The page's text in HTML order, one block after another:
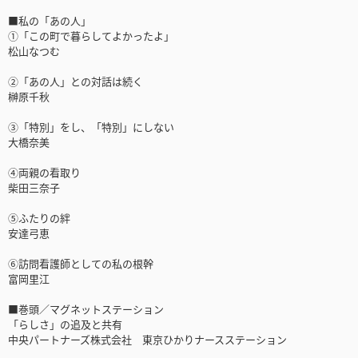
■私の「あの人」
①「この町で暮らしてよかったよ」
松山なつむ
②「あの人」との対話は続く
榊原千秋
③「特別」をし、「特別」にしない
大橋奈美
④両親の看取り
柴田三奈子
⑤ふたりの絆
安達弓恵
⑥訪問看護師としての私の根幹
富岡里江
■巻頭／マグネットステーション
「らしさ」の追及と共有
中央パートナーズ株式会社 東京ひかりナースステーション